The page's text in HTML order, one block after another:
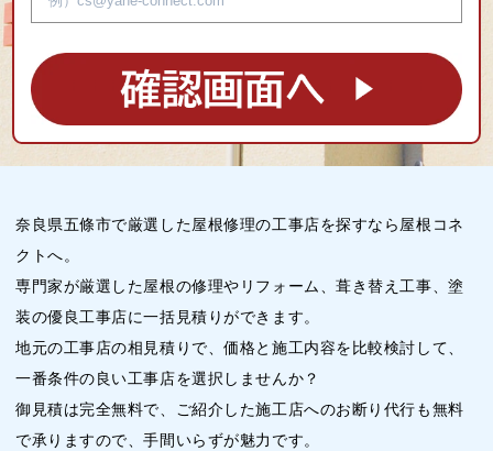
奈良県五條市で厳選した屋根修理の工事店を探すなら屋根コネ
クトへ。
専門家が厳選した屋根の修理やリフォーム、葺き替え工事、塗
装の優良工事店に一括見積りができます。
地元の工事店の相見積りで、価格と施工内容を比較検討して、
一番条件の良い工事店を選択しませんか？
御見積は完全無料で、ご紹介した施工店へのお断り代行も無料
で承りますので、手間いらずが魅力です。